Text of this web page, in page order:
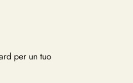
per un tuo